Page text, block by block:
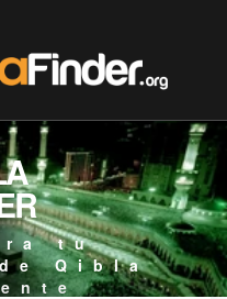
tu
Qibla